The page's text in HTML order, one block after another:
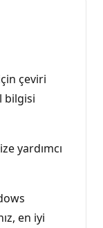
çeviri
bilgisi
yardımcı
en iyi